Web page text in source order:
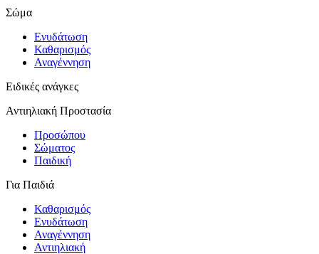
Σώμα
Ενυδάτωση
Καθαρισμός
Αναγέννηση
Ειδικές ανάγκες
Αντιηλιακή Προστασία
Προσώπου
Σώματος
Παιδική
Για Παιδιά
Καθαρισμός
Ενυδάτωση
Αναγέννηση
Αντιηλιακή